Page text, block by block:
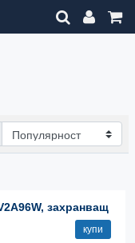
захранващ
купи